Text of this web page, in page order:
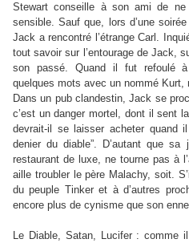
Stewart conseille à son ami de
sensible. Sauf que, lors d’une
Jack a rencontré l’étrange Carl.
tout savoir sur l’entourage de Jack,
son passé. Quand il fut refoulé à
quelques mots avec un nommé
Dans un pub clandestin, Jack se
c’est un danger mortel, dont il sent
devrait-il se laisser acheter quand
denier du diable”. D’autant que sa
restaurant de luxe, ne tourne pas à
aille troubler le père Malachy, soit.
du peuple Tinker et à d’autres
encore plus de cynisme que son
Le Diable, Satan, Lucifer : comme